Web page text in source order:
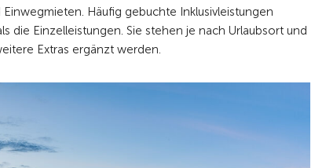
Häufig gebuchte Inklusivleistungen
die Einzelleistungen. Sie stehen je nach Urlaubsort und
Extras ergänzt werden.